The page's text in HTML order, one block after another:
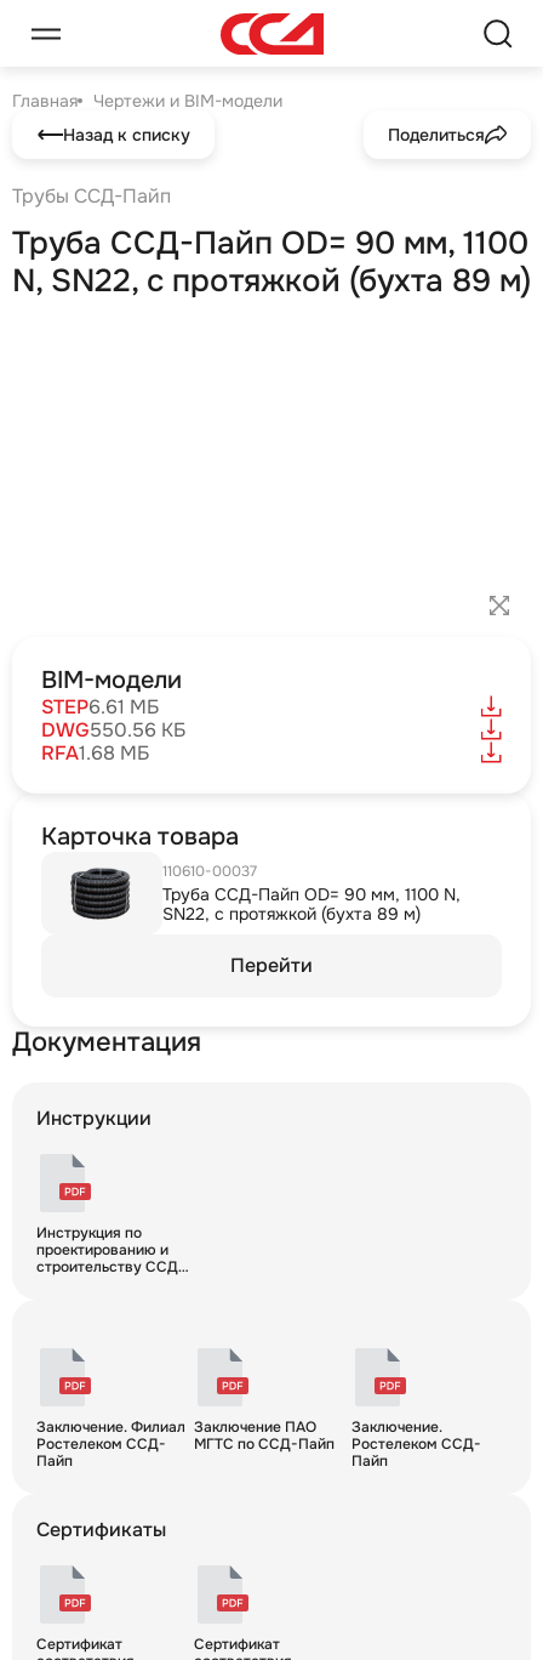
Главная
Чертежи и BIM-модели
Назад к списку
Поделиться
Трубы ССД-Пайп
Труба ССД-Пайп OD= 90 мм, 1100
N, SN22, с протяжкой (бухта 89 м)
BIM-модели
STEP6.61 МБ
DWG550.56 КБ
RFA1.68 МБ
Карточка товара
110610-00037
Труба ССД-Пайп OD= 90 мм, 1100 N,
SN22, с протяжкой (бухта 89 м)
Перейти
Документация
Инструкции
Инструкция по
проектированию и
строительству ССД-
Заключение. Филиал
Ростелеком ССД-
Пайп
Заключение ПАО
МГТС по ССД-Пайп
Заключение.
Ростелеком ССД-
Пайп
Сертификаты
Сертификат
Сертификат